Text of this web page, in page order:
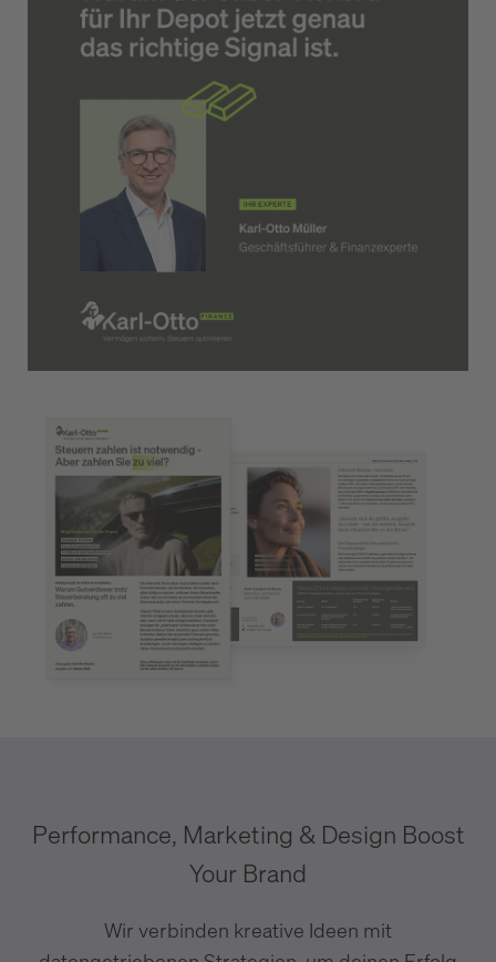
Performance, Marketing & Design Boost
Your Brand
Wir verbinden kreative Ideen mit